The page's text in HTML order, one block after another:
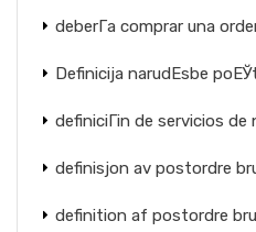
deberГ­a comprar una
Definicija narudЕѕbe
definiciГіn de servicios
definisjon av postordre
definition af postordre